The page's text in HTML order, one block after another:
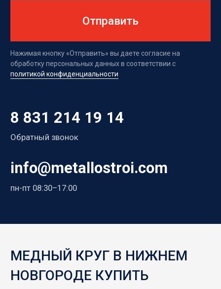
Н.Новгород, ул. Ореховская 80д
Н.Новгород, ул. Ореховская 80к3
Склады:
Обратный звонок
info@metallostroi.com